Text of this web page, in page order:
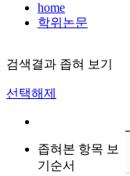
home
학위논문
검색결과 좁혀 보기
선택해제
좁혀본 항목 보
기순서